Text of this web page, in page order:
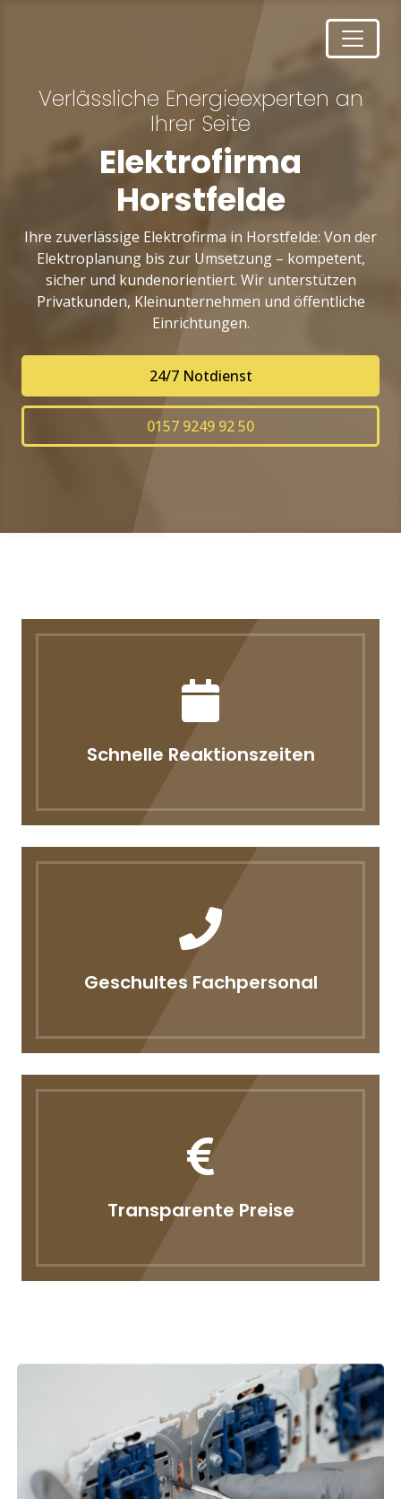
Verlässliche Energieexperten an
Ihrer Seite
Elektrofirma
Horstfelde
Ihre zuverlässige Elektrofirma in Horstfelde: Von der
Elektroplanung bis zur Umsetzung – kompetent,
sicher und kundenorientiert. Wir unterstützen
Privatkunden, Kleinunternehmen und öffentliche
Einrichtungen.
24/7 Notdienst
0157 9249 92 50
Schnelle Reaktionszeiten
Geschultes Fachpersonal
Transparente Preise